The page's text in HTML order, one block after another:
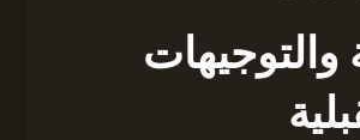
والتوجيهات